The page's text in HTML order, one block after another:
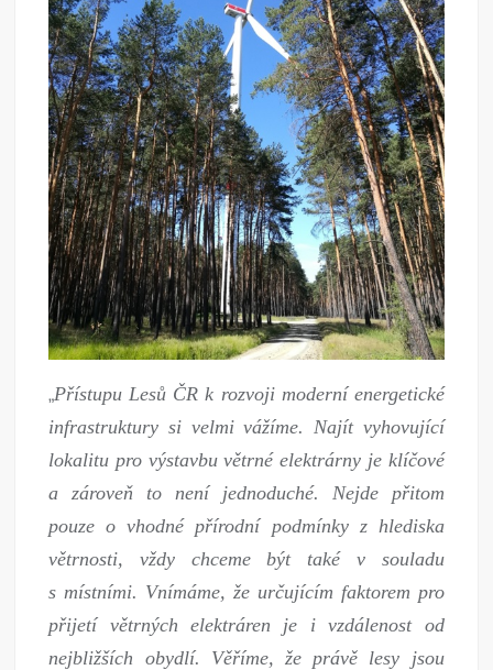
„Přístupu Lesů ČR k rozvoji moderní energetické
infrastruktury si velmi vážíme. Najít vyhovující
lokalitu pro výstavbu větrné elektrárny je klíčové
a zároveň to není jednoduché. Nejde přitom
pouze o vhodné přírodní podmínky z hlediska
větrnosti, vždy chceme být také v souladu
s místními. Vnímáme, že určujícím faktorem pro
přijetí větrných elektráren je i vzdálenost od
nejbližších obydlí. Věříme, že právě lesy jsou